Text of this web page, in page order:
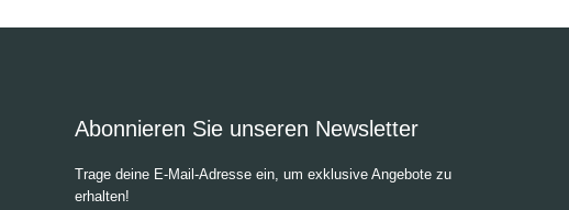
Abonnieren Sie unseren Newsletter
Trage deine E-Mail-Adresse ein, um exklusive Angebote zu
erhalten!